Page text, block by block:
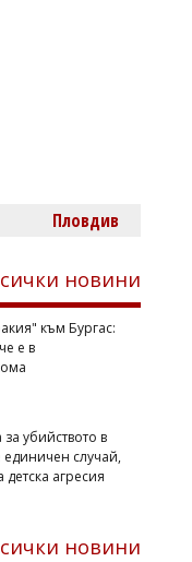
колко
момиче
Пловдив
новини
към Бургас:
е в
убийството в
единичен случай,
детска агресия
новини